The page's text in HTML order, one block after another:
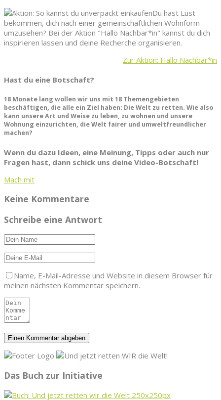
Du hast Lust
bekommen, dich nach einer gemeinschaftlichen Wohnform
umzusehen? Bei der Aktion "Hallo Nachbar*in" kannst du dich
inspirieren lassen und deine Recherche organisieren.
Zur Aktion: Hallo Nachbar*in
Hast du eine Botschaft?
18 Monate lang wollen wir uns mit 18 Themengebieten
beschäftigen, die alle ein Ziel haben: Die Welt zu retten. Wie also
kann unsere Art und Weise zu leben, zu wohnen und unsere
Wohnung einzurichten, die Welt fairer und umweltfreundlicher
machen?
Wenn du dazu Ideen, eine Meinung, Tipps oder auch nur
Fragen hast, dann schick uns deine Video-Botschaft!
Mach mit
Keine Kommentare
Schreibe eine Antwort
Name, E-Mail-Adresse und Website in diesem Browser für
meinen nächsten Kommentar speichern.
Das Buch zur Initiative